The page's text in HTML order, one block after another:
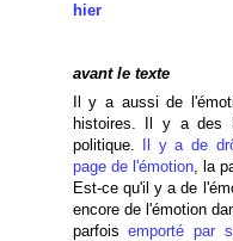
hier
avant le texte
Il y a aussi de
histoires. Il y a des
politique.
Il y a de
page de l'émotion, la
Est-ce qu'il y a de
encore de l'émotion
parfoisemporté par